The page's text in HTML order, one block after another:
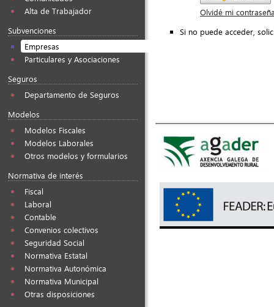
Alta de Trabajador
Subvenciones
Empresas
Particulares y Asociaciones
Seguros
Departamento de Seguros
Modelos
Modelos Fiscales
Modelos Laborales
Otros modelos y formularios
Normativa de interés
Fiscal
Laboral
Contable
Convenios colectivos
Seguridad Social
Normativa Estatal
Normativa Autonómica
Normativa Municipal
Otras disposiciones
Olvidé mi
Si no puede acceder,